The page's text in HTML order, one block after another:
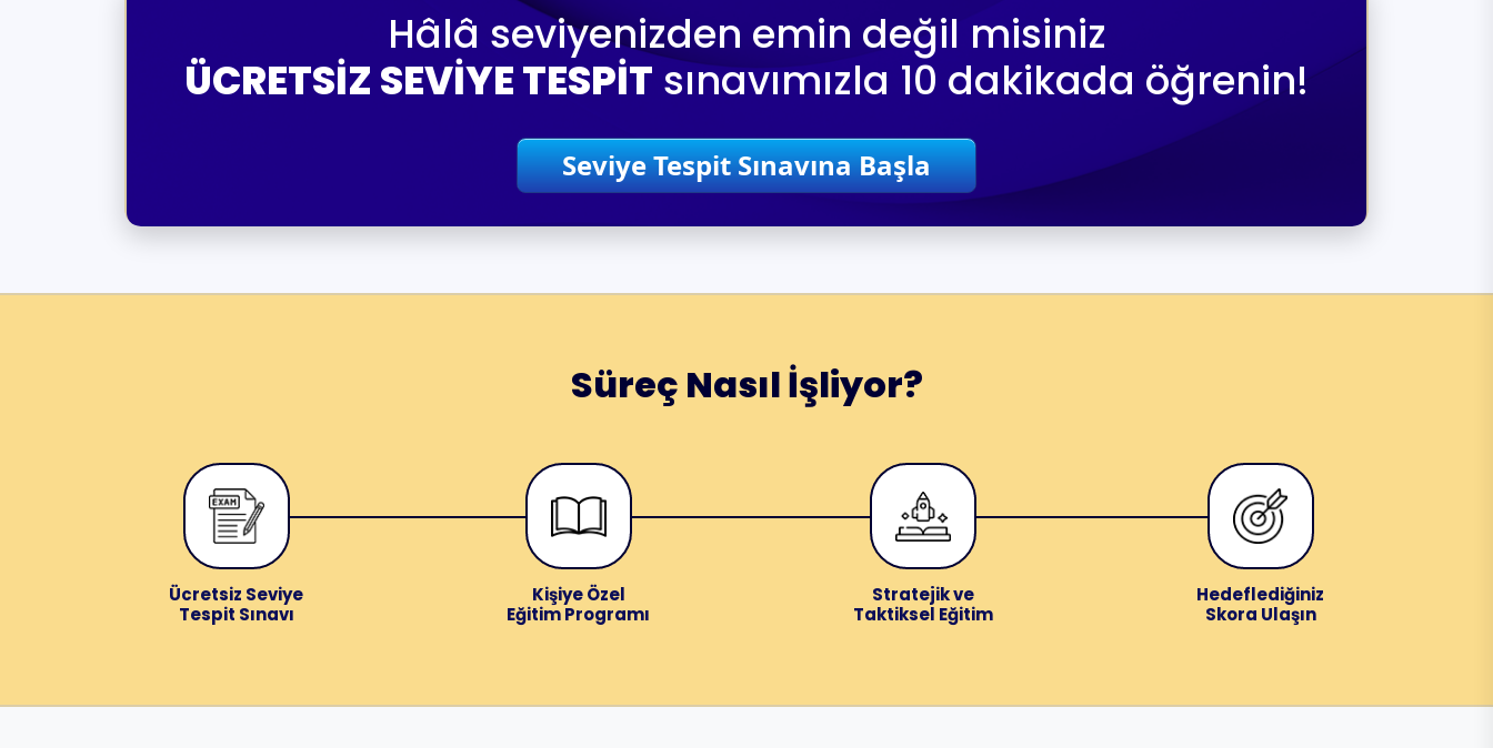
Hâlâ seviyenizden emin değil misiniz
ÜCRETSİZ SEVİYE TESPİT sınavımızla 10 dakikada öğrenin!
Seviye Tespit Sınavına Başla
Süreç Nasıl İşliyor?
Ücretsiz Seviye
Tespit Sınavı
Kişiye Özel
Eğitim Programı
Stratejik ve
Taktiksel Eğitim
Hedeflediğiniz
Skora Ulaşın